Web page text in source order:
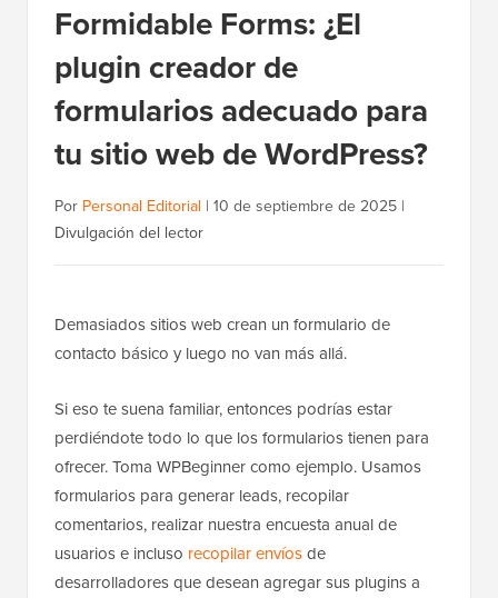
Formidable Forms: ¿El
plugin creador de
formularios adecuado para
tu sitio web de WordPress?
Por Personal Editorial | 10 de septiembre de 2025 |
Divulgación del lector
Demasiados sitios web crean un formulario de
contacto básico y luego no van más allá.
Si eso te suena familiar, entonces podrías estar
perdiéndote todo lo que los formularios tienen para
ofrecer. Toma WPBeginner como ejemplo. Usamos
formularios para generar leads, recopilar
comentarios, realizar nuestra encuesta anual de
usuarios e incluso recopilar envíosde
desarrolladores que desean agregar sus plugins a